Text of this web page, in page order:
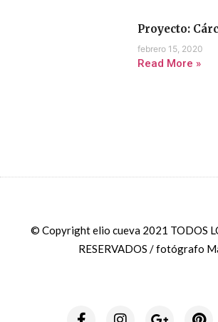
Proyecto:
febrero 15, 2020
Read More »
© Copyright elio cueva 2021 TODOS
RESERVADOS / fotógrafo